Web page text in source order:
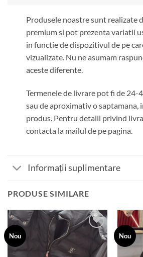
Produsele noastre sunt realizate
premium si pot prezenta variatii
in functie de dispozitivul de pe
vizualizate. Nu ne asumam
aceste diferente.
Termenele de livrare pot fi de 24-
sau de aproximativ o saptamana,
produs. Pentru detalii privind
contacta la mailul de pe pagina.
Informații suplimentare
PRODUSE SIMILARE
Nou
Add to
wishlist
Nou